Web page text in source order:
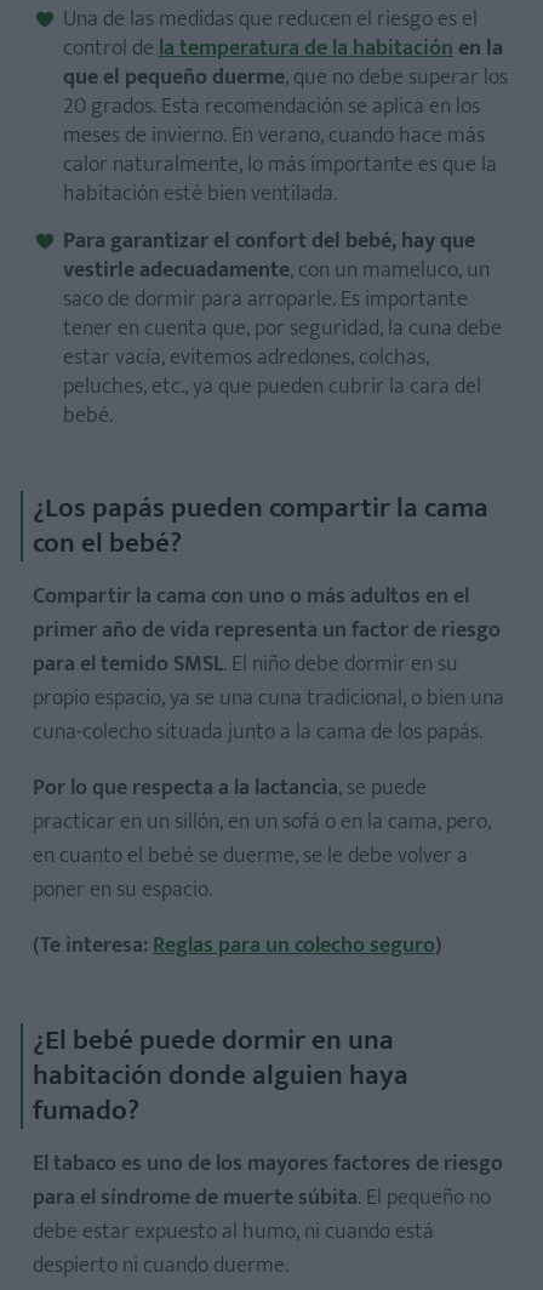
Una de las medidas que reducen el riesgo es el
control delatemperatura de la habitaciónen la
que el pequeño duerme, que no debe superar los
20 grados. Esta recomendación se aplica en los
meses de invierno. En verano, cuando hace más
calor naturalmente, lo más importante es que la
habitación esté bien ventilada.
Para garantizar el confort del bebé, hay que
vestirle adecuadamente, con un mameluco, un
saco de dormir para arroparle. Es importante
tener en cuenta que, por seguridad, la cuna debe
estar vacía, evitemos adredones, colchas,
peluches, etc., ya que pueden cubrir la cara del
bebé.
¿Los papás pueden compartir la cama
con el bebé?
Compartir la cama con uno o más adultos en el
primer año de vida representa un factor de riesgo
para el temido SMSL. El niño debe dormir en su
propio espacio, ya se una cuna tradicional, o bien una
cuna-colecho situada junto a la cama de los papás.
Por lo que respecta a la lactancia, se puede
practicar en un sillón, en un sofá o en la cama, pero,
en cuanto el bebé se duerme, se le debe volver a
poner en su espacio.
(Te interesa:Reglas para un colecho seguro)
¿El bebé puede dormir en una
habitación donde alguien haya
fumado?
El tabaco es uno de los mayores factores de riesgo
para el síndrome de muerte súbita. El pequeño no
debe estar expuesto al humo, ni cuando está
despierto ni cuando duerme.